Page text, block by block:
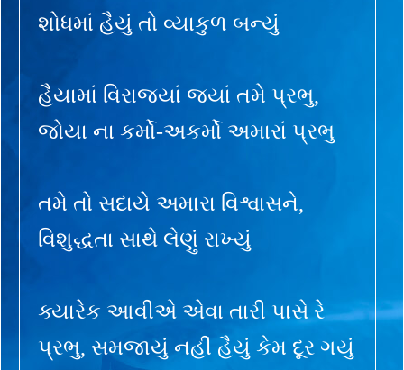
શોધમાં હૈયું તો વ્યાકુળ બન્યું
હૈયામાં વિરાજ્યાં જ્યાં તમે પ્રભુ,
જોયા ના કર્મો-અકર્મો અમારાં પ્રભુ
તમે તો સદાયે અમારા વિશ્વાસને,
વિશુદ્ધતા સાથે લેણું રાખ્યું
ક્યારેક આવીએ એવા તારી પાસે રે
પ્રભુ, સમજાયું નહીં હૈયું કેમ દૂર ગયું